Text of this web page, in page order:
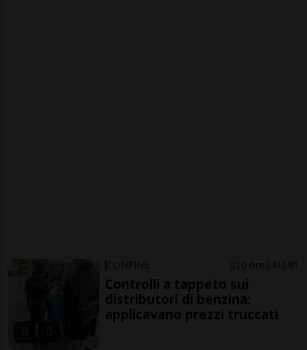
CONFINE 10 ore 41 81
Controlli a tappeto sui
distributori di benzina:
applicavano prezzi truccati